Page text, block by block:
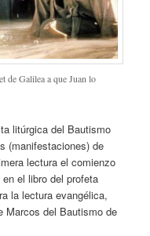
de Galilea a que Juan lo
litúrgica del Bautismo
(manifestaciones) de
lectura el comienzo
el libro del profeta
la lectura evangélica,
Marcos del Bautismo de